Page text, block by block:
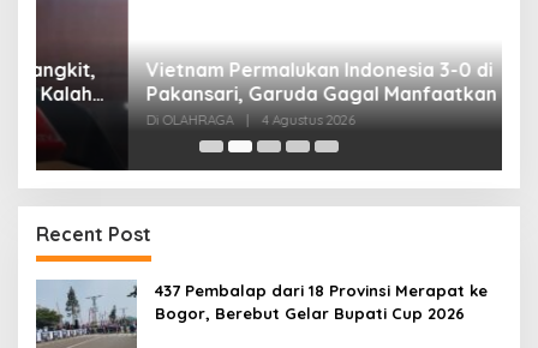
Vietnam Permalukan Indonesia 3-0 di
Pakansari, Garuda Gagal Manfaatkan Laga
Kandang
| 4 Agustus 2026
Recent Post
437 Pembalap dari 18 Provinsi Merapat ke
Bogor, Berebut Gelar Bupati Cup 2026